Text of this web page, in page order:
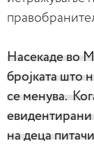
Насекаде во
бројката што
се менува.
евидентирани
на деца